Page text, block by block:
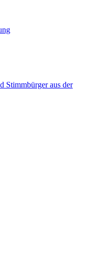
Stimmbürger aus der